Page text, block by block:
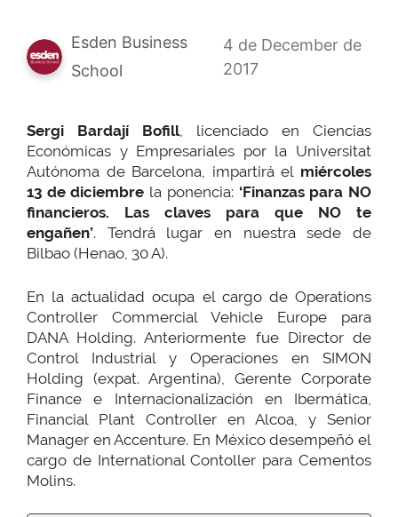
Esden Business
School
4 de December de
2017
Sergi Bardají Bofill, licenciado en Ciencias
Económicas y Empresariales por la Universitat
Autónoma de Barcelona, impartirá el miércoles
13 de diciembre la ponencia: ‘Finanzas para NO
financieros. Las claves para que NO te
engañen’. Tendrá lugar en nuestra sede de
Bilbao (Henao, 30 A).
En la actualidad ocupa el cargo de Operations
Controller Commercial Vehicle Europe para
DANA Holding. Anteriormente fue Director de
Control Industrial y Operaciones en SIMON
Holding (expat. Argentina), Gerente Corporate
Finance e Internacionalización en Ibermática,
Financial Plant Controller en Alcoa, y Senior
Manager en Accenture. En México desempeñó el
cargo de International Contoller para Cementos
Molins.